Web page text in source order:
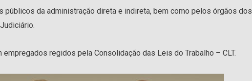
públicos da administração direta e indireta, bem como pelos órgãos dos
empregados regidos pela Consolidação das Leis do Trabalho – CLT.